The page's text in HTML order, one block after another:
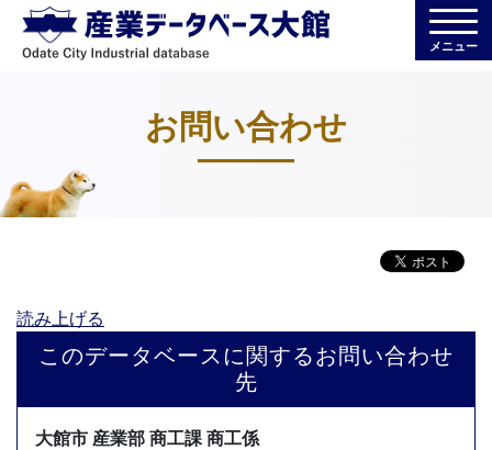
メニュー
お問い合わせ
読み上げる
このデータベースに関するお問い合わせ
先
大館市 産業部 商工課 商工係